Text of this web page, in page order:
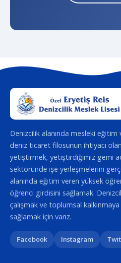
Denizcilik alanında mesleki eğitim
deniz ticaret filosunun ihtiyacı
yetiştirmek, yetiştirdiğimiz gemi
sektöründe işe yerleşmelerini
alanında eğitim veren yüksek
öğrenci girdisini sağlamak.
çalışmak ve toplumsal
sağlamak için varız.
Facebook Instagram